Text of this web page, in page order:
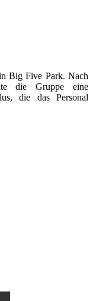
Big Five Park. Nach
die Gruppe eine
die das Personal